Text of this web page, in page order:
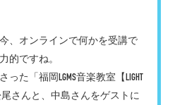
、オンラインで何かを受講で
的ですね。
た「福岡LGMS音楽教室【LIGHT
の松尾さんと、中島さんをゲストに